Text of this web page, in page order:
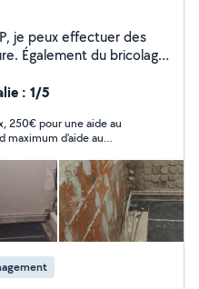
je peux effectuer des
Également du bricolage
: 1/5
250€ pour une aide au
maximum d'aide au